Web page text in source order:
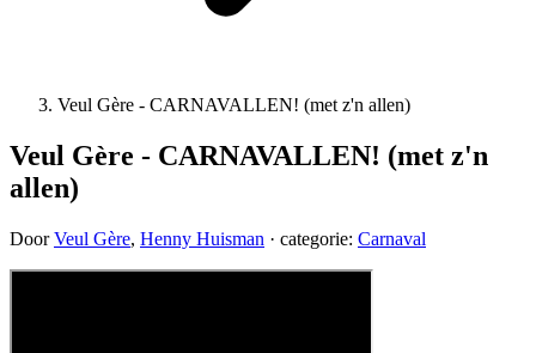
Veul Gère - CARNAVALLEN! (met z'n allen)
Veul Gère - CARNAVALLEN! (met z'n
allen)
DoorVeul Gère, Henny Huisman · categorie: Carnaval